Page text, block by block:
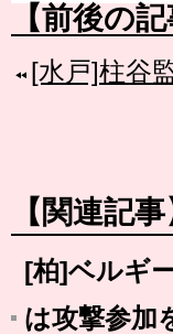
【前後の記
[水戸]柱谷
【関連記事
[柏]ベルギ
は攻撃参加